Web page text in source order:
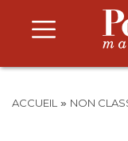
ACCUEIL » NON